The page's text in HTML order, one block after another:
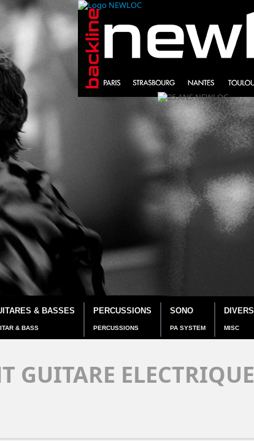
& BASSES
& BASS
PERCUSSIONS
PERCUSSIONS
SONO
PA SYSTEM
DIVERS
MISC
GUITARE ELECTRIQUE